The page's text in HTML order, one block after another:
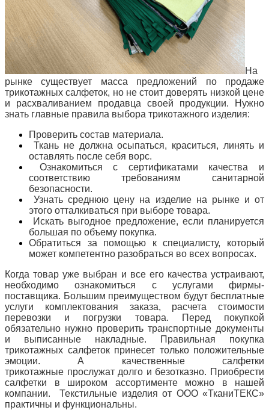
На
рынке существует масса предложений по продаже
трикотажных салфеток, но не стоит доверять низкой цене
и расхваливанием продавца своей продукции. Нужно
знать главные правила выбора трикотажного изделия:
Проверить состав материала.
Ткань не должна осыпаться, краситься, линять и
оставлять после себя ворс.
Ознакомиться с сертификатами качества и
соответствию требованиям санитарной
безопасности.
Узнать среднюю цену на изделие на рынке и от
этого отталкиваться при выборе товара.
Искать выгодное предложение, если планируется
большая по объему покупка.
Обратиться за помощью к специалисту, который
может компетентно разобраться во всех вопросах.
Когда товар уже выбран и все его качества устраивают,
необходимо ознакомиться с услугами фирмы-
поставщика. Большим преимуществом будут бесплатные
услуги комплектования заказа, расчета стоимости
перевозки и погрузки товара. Перед покупкой
обязательно нужно проверить транспортные документы
и выписанные накладные. Правильная покупка
трикотажных салфеток принесет только положительные
эмоции. А качественные салфетки
трикотажные прослужат долго и безотказно. Приобрести
салфетки в широком ассортименте можно в нашей
компании. Текстильные изделия от ООО «ТканиТЕКС»
практичны и функциональны.